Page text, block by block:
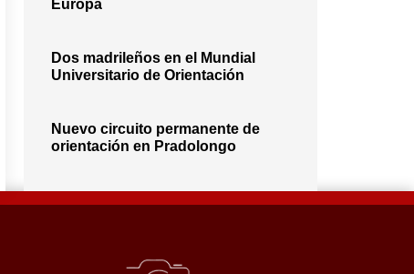
Europa
Dos madrileños en el Mundial
Universitario de Orientación
Nuevo circuito permanente de
orientación en Pradolongo